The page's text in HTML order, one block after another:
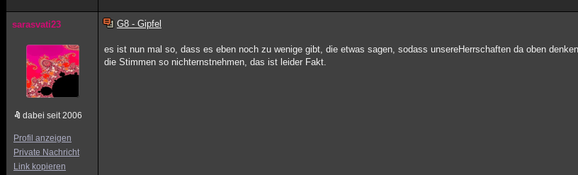
sarasvati23
dabei seit 2006
Profil anzeigen
Private Nachricht
Link kopieren
G8 - Gipfel
es ist nun mal so, dass es eben noch zu wenige gibt, die etwas sagen, sodass unsereHerrschaften da oben
die Stimmen so nichternstnehmen, das ist leider Fakt.